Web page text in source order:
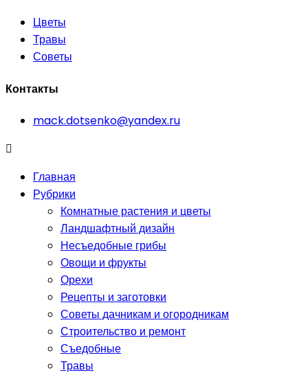
Цветы
Травы
Советы
Контакты
mack.dotsenko@yandex.ru
Главная
Рубрики
Комнатные растения и цветы
Ландшафтный дизайн
Несъедобные грибы
Овощи и фрукты
Орехи
Рецепты и заготовки
Советы дачникам и огородникам
Строительство и ремонт
Съедобные
Травы